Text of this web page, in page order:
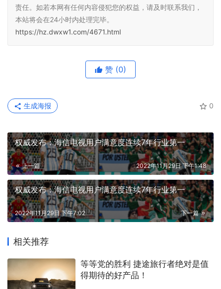
责任。如若本网有任何内容侵犯您的权益，请及时联系我们，
本站将会在24小时内处理完毕。
https://hz.dwxw1.com/4671.html
赞 (0)
0
生成海报
权威发布：海信电视用户满意度连续7年行业第一
上一篇 2022年11月29日 下午1:48
权威发布：海信电视用户满意度连续7年行业第一
下一篇
2022年11月29日 下午7:02
相关推荐
等等党的胜利 捷途旅行者绝对是值
得期待的好产品！